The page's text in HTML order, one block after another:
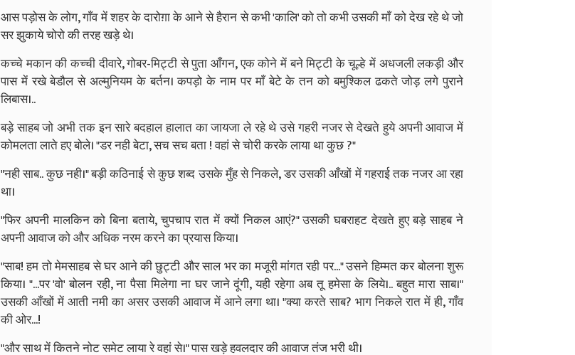
आस पड़ोस के लोग, गाँव में शहर के दारोग़ा के आने से हैरान से कभी 'कालि' को तो कभी उसकी माँ को देख रहे थे जो
सर झुकाये चोरो की तरह खड़े थे।
कच्चे मकान की कच्ची दीवारे, गोबर-मिट्टी से पुता आँगन, एक कोने में बने मिट्टी के चूल्हे में अधजली लकड़ी और
पास में रखे बेडौल से अल्मुनियम के बर्तन। कपड़ो के नाम पर माँ बेटे के तन को बमुश्किल ढकते जोड़ लगे पुराने
लिबास।..
बड़े साहब जो अभी तक इन सारे बदहाल हालात का जायजा ले रहे थे उसे गहरी नजर से देखते हुये अपनी आवाज में
कोमलता लाते हए बोले। "डर नही बेटा, सच सच बता ! वहां से चोरी करके लाया था कुछ ?"
"नही साब.. कुछ नही।" बड़ी कठिनाई से कुछ शब्द उसके मुँह से निकले, डर उसकी आँखों में गहराई तक नजर आ रहा
था।
"फिर अपनी मालकिन को बिना बताये, चुपचाप रात में क्यों निकल आएं?" उसकी घबराहट देखते हुए बड़े साहब ने
अपनी आवाज को और अधिक नरम करने का प्रयास किया।
"साब! हम तो मेमसाहब से घर आने की छुट्टी और साल भर का मजूरी मांगत रही पर..." उसने हिम्मत कर बोलना शुरू
किया। "...पर 'वो' बोलन रही, ना पैसा मिलेगा ना घर जाने दूंगी, यही रहेगा अब तू हमेसा के लिये।.. बहुत मारा साब।"
उसकी आँखों में आती नमी का असर उसकी आवाज में आने लगा था। "क्या करते साब? भाग निकले रात में ही, गाँव
की ओर...!
"और साथ में कितने नोट समेट लाया रे वहां से।" पास खड़े हवलदार की आवाज तंज भरी थी।